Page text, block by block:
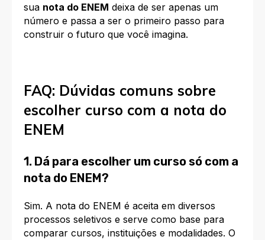
sua nota do ENEM deixa de ser apenas um
número e passa a ser o primeiro passo para
construir o futuro que você imagina.
FAQ: Dúvidas comuns sobre
escolher curso com a nota do
ENEM
1. Dá para escolher um curso só com a
nota do ENEM?
Sim. A nota do ENEM é aceita em diversos
processos seletivos e serve como base para
comparar cursos, instituições e modalidades. O